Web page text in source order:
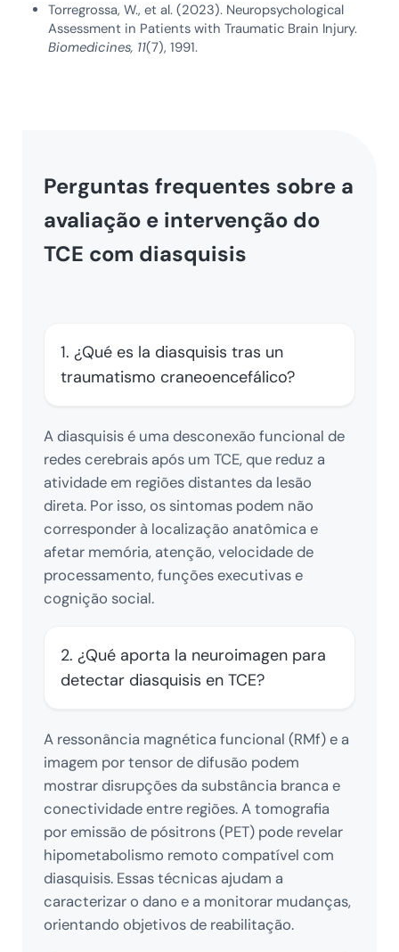
Torregrossa, W., et al. (2023). Neuropsychological
Assessment in Patients with Traumatic Brain Injury.
Biomedicines, 11(7), 1991.
Perguntas frequentes sobre a
avaliação e intervenção do
TCE com diasquisis
1. ¿Qué es la diasquisis tras un
traumatismo craneoencefálico?
A diasquisis é uma desconexão funcional de
redes cerebrais após um TCE, que reduz a
atividade em regiões distantes da lesão
direta. Por isso, os sintomas podem não
corresponder à localização anatômica e
afetar memória, atenção, velocidade de
processamento, funções executivas e
cognição social.
2. ¿Qué aporta la neuroimagen para
detectar diasquisis en TCE?
A ressonância magnética funcional (RMf) e a
imagem por tensor de difusão podem
mostrar disrupções da substância branca e
conectividade entre regiões. A tomografia
por emissão de pósitrons (PET) pode revelar
hipometabolismo remoto compatível com
diasquisis. Essas técnicas ajudam a
caracterizar o dano e a monitorar mudanças,
orientando objetivos de reabilitação.